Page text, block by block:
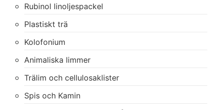
Rubinol linoljespackel
Plastiskt trä
Kolofonium
Animaliska limmer
Trälim och cellulosaklister
Spis och Kamin